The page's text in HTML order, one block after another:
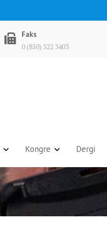
Faks
0 (850) 522 3403
Kongre Dergi